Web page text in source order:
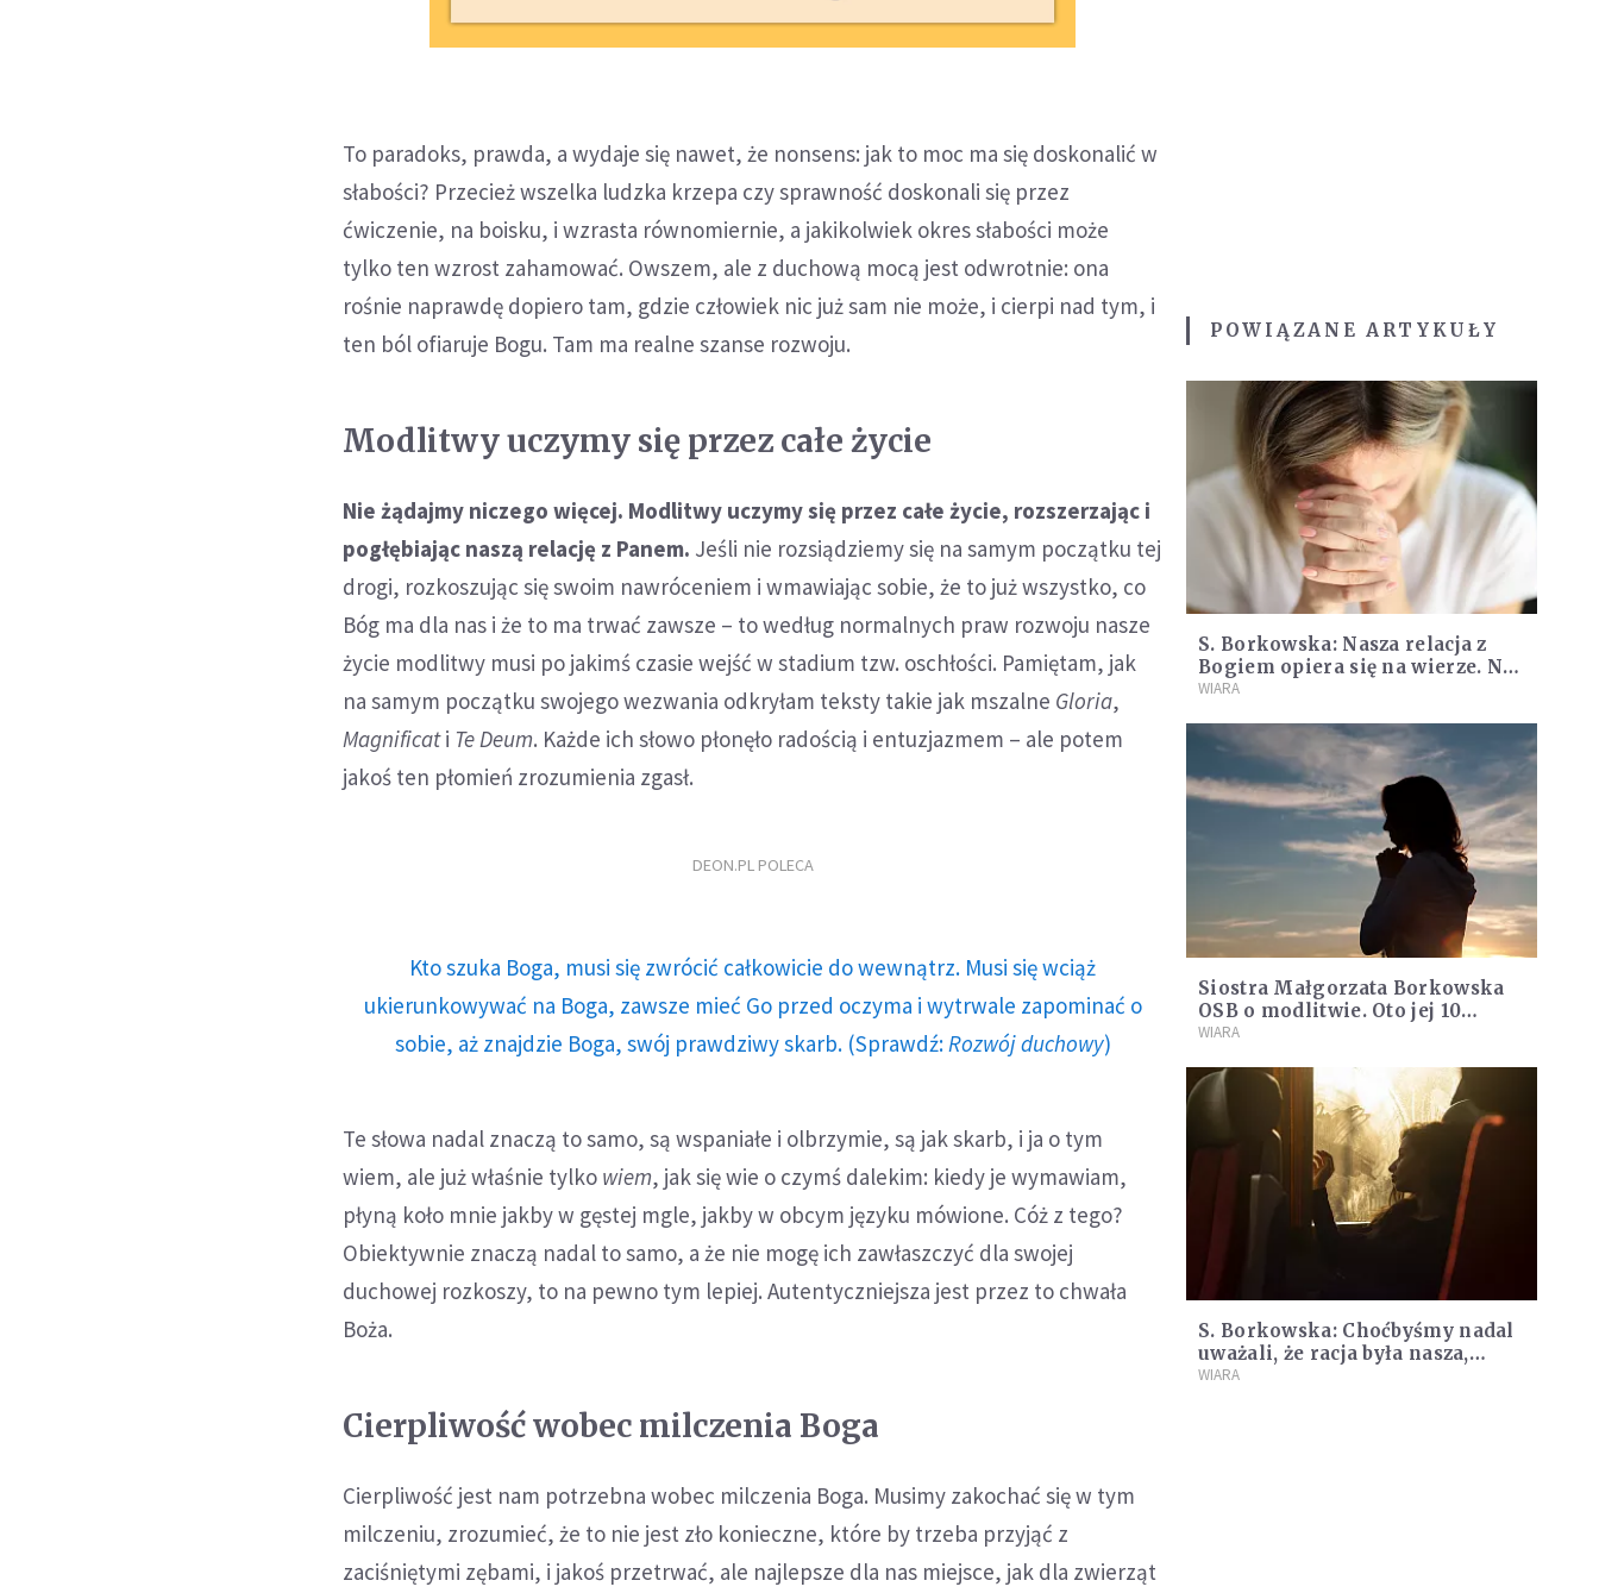
To paradoks, prawda, a wydaje się nawet, że nonsens: jak to moc ma się doskonalić w
słabości? Przecież wszelka ludzka krzepa czy sprawność doskonali się przez
ćwiczenie, na boisku, i wzrasta równomiernie, a jakikolwiek okres słabości może
tylko ten wzrost zahamować. Owszem, ale z duchową mocą jest odwrotnie: ona
rośnie naprawdę dopiero tam, gdzie człowiek nic już sam nie może, i cierpi nad tym, i
ten ból ofiaruje Bogu. Tam ma realne szanse rozwoju.
Modlitwy uczymy się przez całe życie
Nie żądajmy niczego więcej. Modlitwy uczymy się przez całe życie, rozszerzając i
pogłębiając naszą relację z Panem. Jeśli nie rozsiądziemy się na samym początku tej
drogi, rozkoszując się swoim nawróceniem i wmawiając sobie, że to już wszystko, co
Bóg ma dla nas i że to ma trwać zawsze – to według normalnych praw rozwoju nasze
życie modlitwy musi po jakimś czasie wejść w stadium tzw. oschłości. Pamiętam, jak
na samym początku swojego wezwania odkryłam teksty takie jak mszalne Gloria,
Magnificati Te Deum. Każde ich słowo płonęło radością i entuzjazmem – ale potem
jakoś ten płomień zrozumienia zgasł.
DEON.PL POLECA
Kto szuka Boga, musi się zwrócić całkowicie do wewnątrz. Musi się wciąż
ukierunkowywać na Boga, zawsze mieć Go przed oczyma i wytrwale zapominać o
sobie, aż znajdzie Boga, swój prawdziwy skarb. (Sprawdź: Rozwój duchowy)
Te słowa nadal znaczą to samo, są wspaniałe i olbrzymie, są jak skarb, i ja o tym
wiem, ale już właśnie tylko wiem, jak się wie o czymś dalekim: kiedy je wymawiam,
płyną koło mnie jakby w gęstej mgle, jakby w obcym języku mówione. Cóż z tego?
Obiektywnie znaczą nadal to samo, a że nie mogę ich zawłaszczyć dla swojej
duchowej rozkoszy, to na pewno tym lepiej. Autentyczniejsza jest przez to chwała
Boża.
Cierpliwość wobec milczenia Boga
Cierpliwość jest nam potrzebna wobec milczenia Boga. Musimy zakochać się w tym
milczeniu, zrozumieć, że to nie jest zło konieczne, które by trzeba przyjąć z
zaciśniętymi zębami, i jakoś przetrwać, ale najlepsze dla nas miejsce, jak dla zwierząt
POWIĄZANE ARTYKUŁY
S. Borkowska: Nasza relacja z
Bogiem opiera się na wierze. Nie
powinna zależeć od stanów
WIARA
Siostra Małgorzata Borkowska
OSB o modlitwie. Oto jej 10
istotnych myśli
WIARA
S. Borkowska: Choćbyśmy nadal
uważali, że racja była nasza,
schowajmy ją do kieszeni
WIARA